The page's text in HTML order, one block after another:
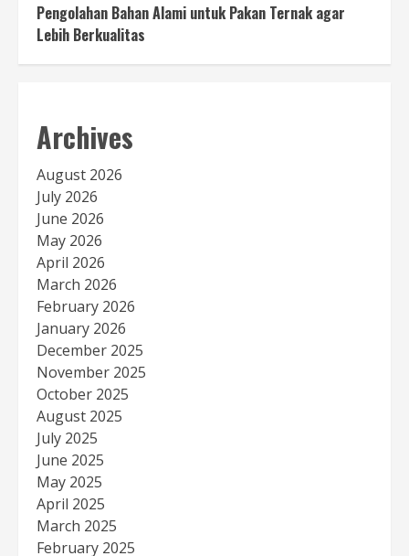
Pengolahan Bahan Alami untuk Pakan Ternak agar
Lebih Berkualitas
Archives
August 2026
July 2026
June 2026
May 2026
April 2026
March 2026
February 2026
January 2026
December 2025
November 2025
October 2025
August 2025
July 2025
June 2025
May 2025
April 2025
March 2025
February 2025